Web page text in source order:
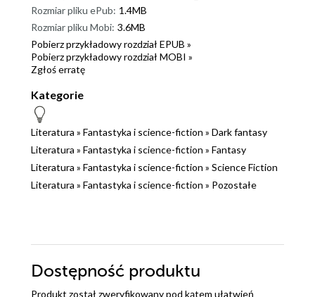
Rozmiar pliku ePub: 1.4MB
Rozmiar pliku Mobi: 3.6MB
Pobierz przykładowy rozdział EPUB »
Pobierz przykładowy rozdział MOBI »
Zgłoś erratę
Kategorie
Literatura » Fantastyka i science-fiction » Dark fantasy
Literatura » Fantastyka i science-fiction » Fantasy
Literatura » Fantastyka i science-fiction » Science Fiction
Literatura » Fantastyka i science-fiction » Pozostałe
Dostępność produktu
Produkt został zweryfikowany pod kątem ułatwień